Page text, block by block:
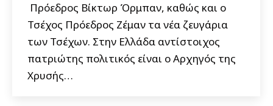
Πρόεδρος Βίκτωρ Όρμπαν, καθώς και ο
Τσέχος Πρόεδρος Ζέμαν τα νέα ζευγάρια
των Τσέχων. Στην Ελλάδα αντίστοιχος
πατριώτης πολιτικός είναι ο Αρχηγός της
Χρυσής…